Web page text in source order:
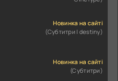
Новинка на сайті
(Субтитри | destiny)
Новинка на сайті
(Субтитри)